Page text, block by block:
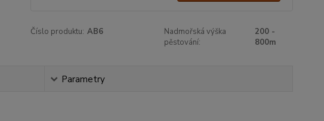
Číslo produktu: AB6
Nadmořská výška
pěstování:
200 -
800m
Parametry